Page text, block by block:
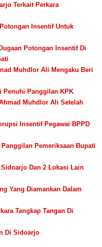
Terkait Perkara
Insentif Untuk
Potongan Insentif Di
Muhdlor Ali Mengaku Beri
Panggilan KPK
Muhdlor Ali Setelah
Insentif Pegawai BPPD
Pemeriksaan Bupati
Dan 2 Lokasi Lain
Yang Diamankan Dalam
Tangkap Tangan Di
Di Sidoarjo